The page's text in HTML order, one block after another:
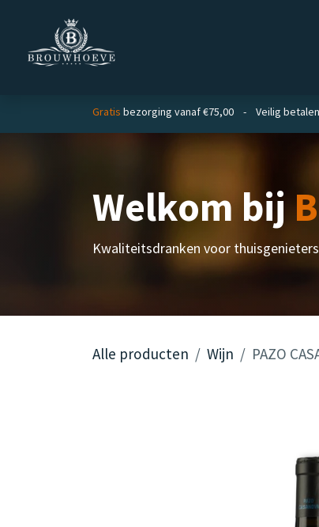
Gratis bezorging vanaf €75,00 - Veilig
Welkom bij
Kwaliteitsdranken voor thuisgenieters
Alle producten Wijn PAZO